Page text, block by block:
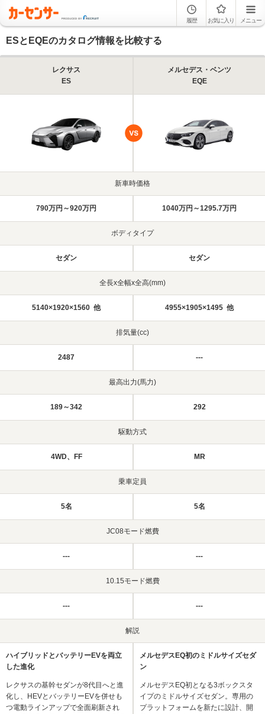
履歴 お気に入り メニュー
ESとEQEのカタログ情報を比較する
レクサス
ES
メルセデス・ベンツ
EQE
新車時価格
790万円～920万円 1040万円～1295.7万円
ボディタイプ
セダン セダン
全長x全幅x全高(mm)
5140×1920×1560 他 4955×1905×1495 他
排気量(cc)
2487 ---
最高出力(馬力)
189～342 292
駆動方式
4WD、FF MR
乗車定員
5名 5名
JC08モード燃費
--- ---
10.15モード燃費
--- ---
解説
ハイブリッドとバッテリーEVを両立
した進化
レクサスの基幹セダンが8代目へと進
化し、HEVとバッテリーEVを併せも
つ電動ラインアップで全面刷新され
メルセデスEQ初のミドルサイズセダ
ン
メルセデスEQ初となる3ボックスタ
イプのミドルサイズセダン。専用の
プラットフォームを新たに設計、開